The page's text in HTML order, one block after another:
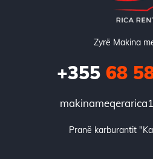
Zyrë Makina
+35568
Pranë karburantit